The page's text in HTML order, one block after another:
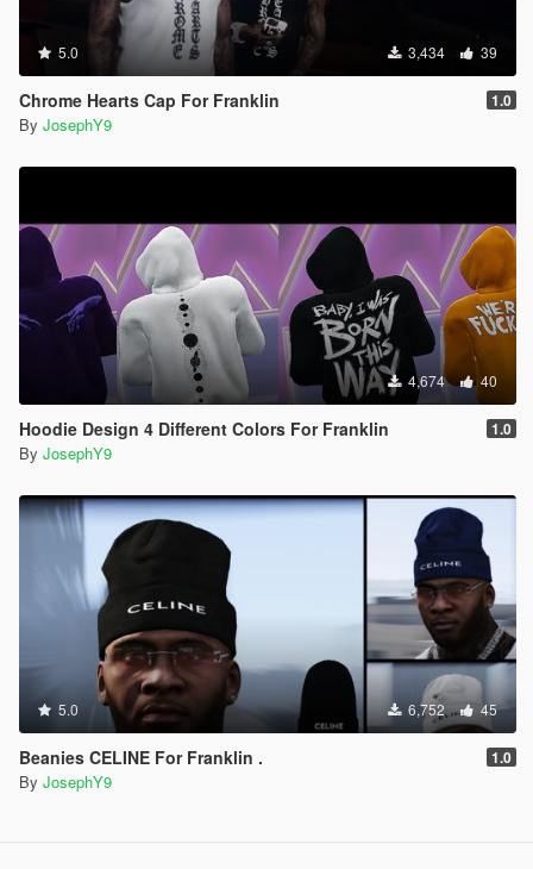
5.0 3,434 39
Chrome Hearts Cap For Franklin 1.0
By JosephY9
4,674 40
Hoodie Design 4 Different Colors For Franklin 1.0
By JosephY9
5.0 6,752 45
Beanies CELINE For Franklin . 1.0
By JosephY9